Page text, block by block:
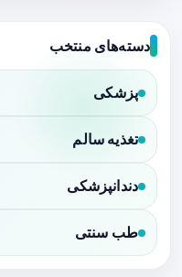
دسته‌های منتخب
پزشکی
تغذیه سالم
دندانپزشکی
طب سنتی